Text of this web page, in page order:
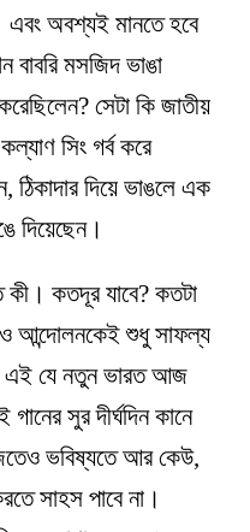
এবং অবশ্যই মানতে হবে
মসজিদ ভাঙা
সেটা কি জাতীয়
সিং গর্ব করে
দিয়ে ভাঙলে এক
দিয়েছেন।
কী। কতদূর যাবে? কতটা
আন্দোলনকেই শুধু সাফল্য
এই যে নতুন ভারত আজ
সুর দীর্ঘদিন কানে
ভবিষ্যতে আর কেউ,
সাহস পাবে না।